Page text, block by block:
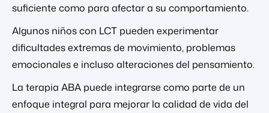
suficiente como para afectar a su comportamiento.
Algunos niños con LCT pueden experimentar
dificultades extremas de movimiento, problemas
emocionales e incluso alteraciones del pensamiento.
La terapia ABA puede integrarse como parte de un
enfoque integral para mejorar la calidad de vida del